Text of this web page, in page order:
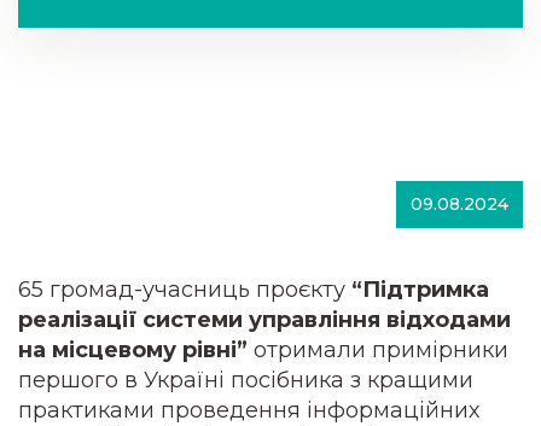
09.08.2024
65 громад-учасниць проєкту “Підтримка
реалізації системи управління відходами
на місцевому рівні” отримали примірники
першого в Україні посібника з кращими
практиками проведення інформаційних